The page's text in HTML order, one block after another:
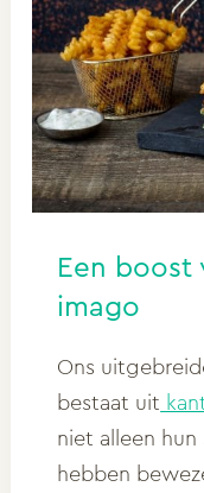
Een boost
imago
Ons
bestaat uit
niet alleen hun
hebben